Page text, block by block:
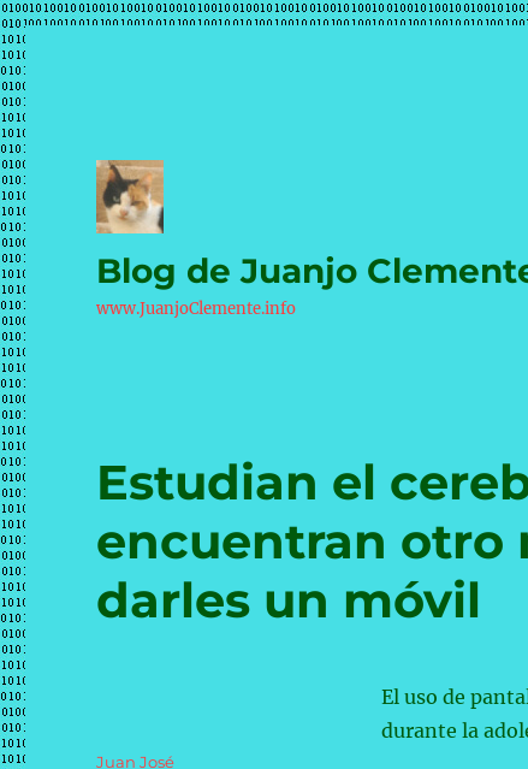
Blog de Juanjo
www.JuanjoClemente.info
Estudian el
encuentran otro
darles un móvil
El uso de
durante la
Autor
Juan José